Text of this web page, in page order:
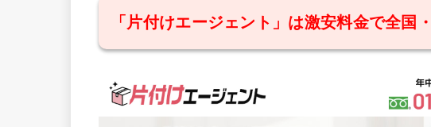
「片付けエージェント」は激安料金で全国